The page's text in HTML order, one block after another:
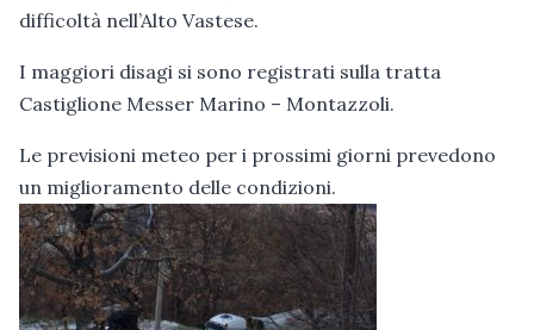
difficoltà nell’Alto Vastese.
I maggiori disagi si sono registrati sulla tratta
Castiglione Messer Marino – Montazzoli.
Le previsioni meteo per i prossimi giorni prevedono
un miglioramento delle condizioni.